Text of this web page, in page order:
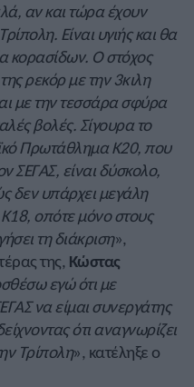
αν και τώρα έχουν
Είναι υγιής και θα
κορασίδων. Ο στόχος
ρεκόρ με την 3κιλη
με την τεσσάρα σφύρα
βολές. Σίγουρα το
Πρωτάθλημα Κ20, που
ΣΕΓΑΣ, είναι δύσκολο,
δεν υπάρχει μεγάλη
οπότε μόνο στους
τη διάκριση»,
της, Κώστας
εγώ ότι με
να είμαι συνεργάτης
ότι αναγνωρίζει
Τρίπολη», κατέληξε ο